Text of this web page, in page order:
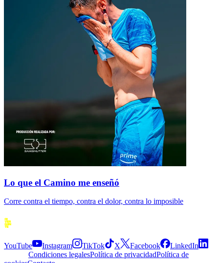
Lo que el Camino me enseñó
Corre contra el tiempo, contra el dolor, contra lo imposible
YouTube
Instagram TikTok X Facebook
LinkedIn
Condiciones legalesPolítica de privacidadPolítica de